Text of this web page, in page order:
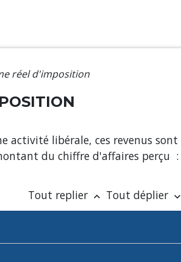
réel d'imposition
activité libérale, ces revenus sont
du chiffre d'affaires perçu :
Tout replier keyboard_arrow_up Tout déplier keyboard_arrow_down